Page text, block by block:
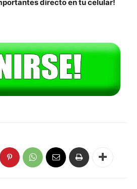
directo en tu celular!